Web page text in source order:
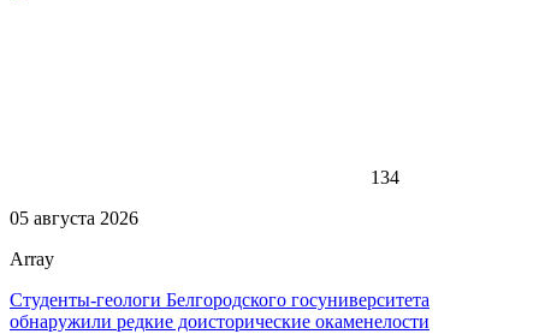
134
05 августа 2026
Array
Студенты-геологи Белгородского госуниверситета
обнаружили редкие доисторические окаменелости